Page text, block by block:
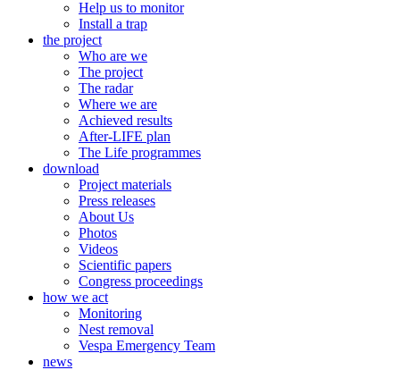
Help us to monitor
Install a trap
the project
Who are we
The project
The radar
Where we are
Achieved results
After-LIFE plan
The Life programmes
download
Project materials
Press releases
About Us
Photos
Videos
Scientific papers
Congress proceedings
how we act
Monitoring
Nest removal
Vespa Emergency Team
news